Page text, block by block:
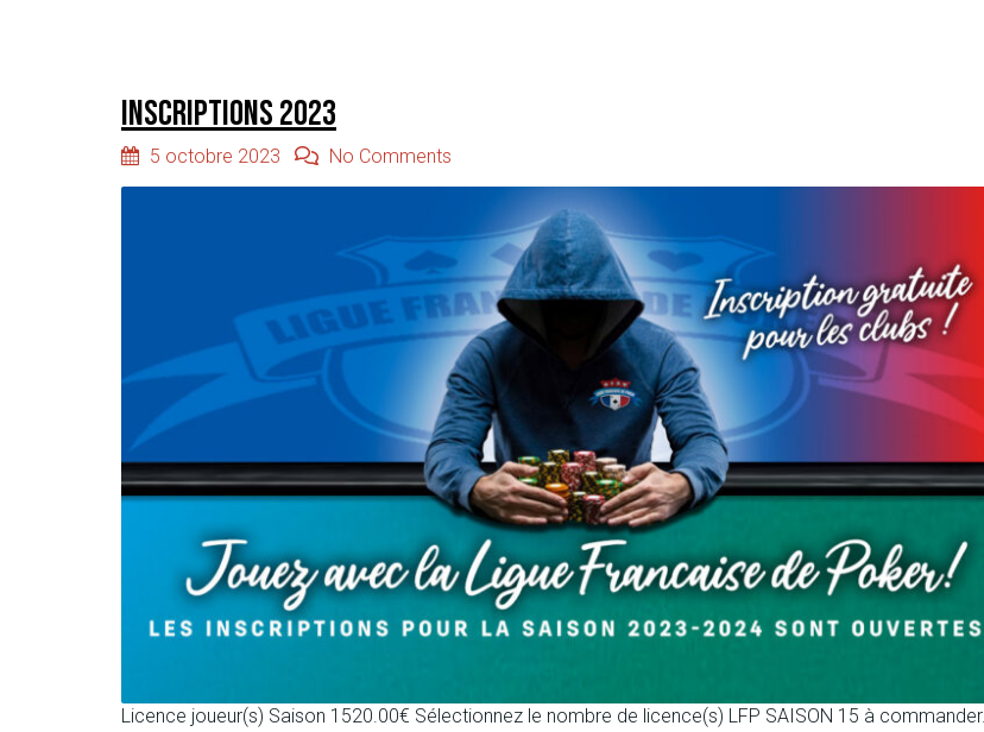
iNSCRIPTIONS 2023
5 octobre 2023 No Comments
Licence joueur(s) Saison 1520.00€ Sélectionnez le nombre de licence(s) LFP SAISON 15 à commander.